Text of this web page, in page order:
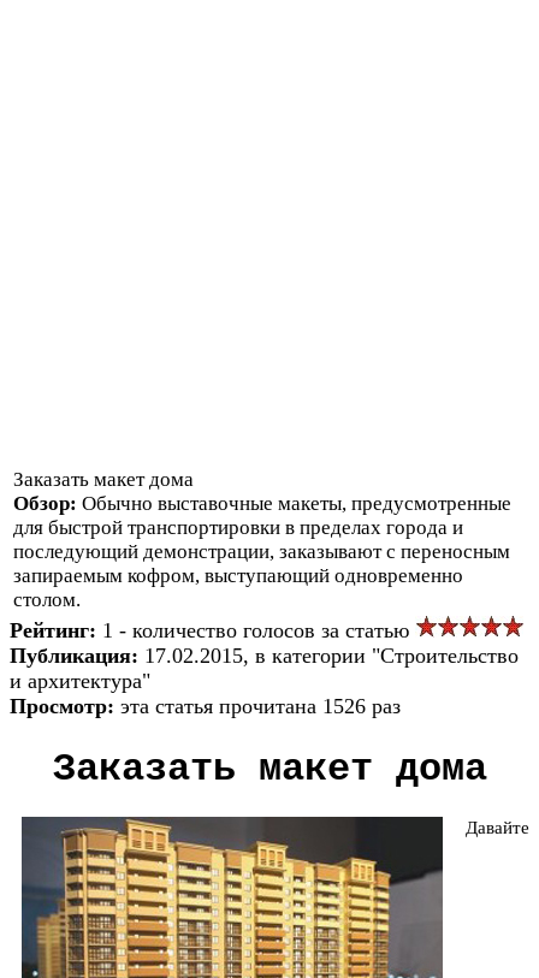
Заказать макет дома
Обзор: Обычно выставочные макеты, предусмотренные
для быстрой транспортировки в пределах города и
последующий демонстрации, заказывают с переносным
запираемым кофром, выступающий одновременно
столом.
Рейтинг: 1 - количество голосов за статью
Публикация: 17.02.2015, в категории "Строительство
и архитектура"
Просмотр: эта статья прочитана 1526 раз
Заказать макет дома
Давайте